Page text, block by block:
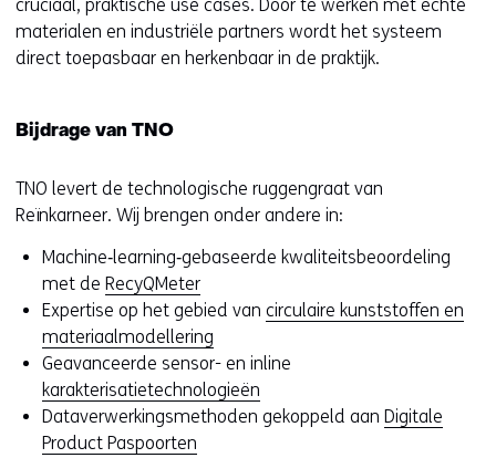
i
s
t
a
a
r
e
e
n
a
n
cruciaal, praktische use cases. Door te werken met echte
materialen en industriële partners wordt het systeem
direct toepasbaar en herkenbaar in de praktijk.
Bijdrage van TNO
TNO levert de technologische ruggengraat van
Reïnkarneer. Wij brengen onder andere in:
Machine‑learning‑gebaseerde kwaliteitsbeoordeling
met de RecyQMeter
Expertise op het gebied van circulaire kunststoffen en
materiaalmodellering
Geavanceerde sensor- en inline
karakterisatietechnologieën
Dataverwerkingsmethoden gekoppeld aan Digitale
Product Paspoorten